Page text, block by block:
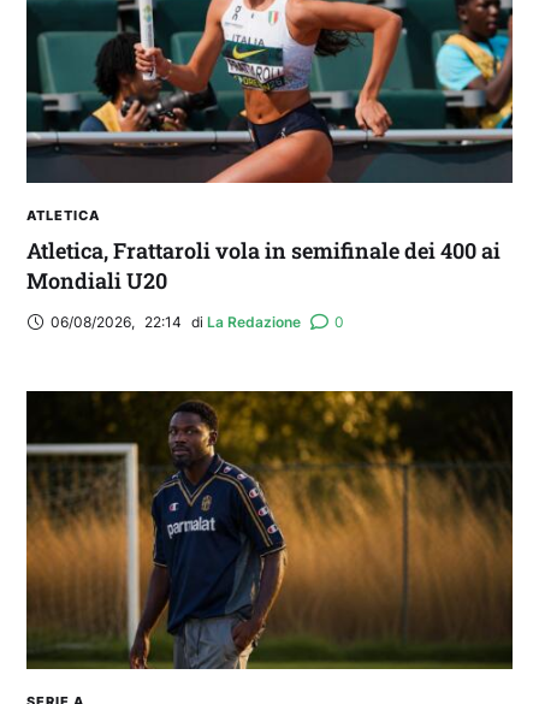
ATLETICA
Atletica, Frattaroli vola in semifinale dei 400 ai
Mondiali U20
06/08/2026, 22:14 di La Redazione 0